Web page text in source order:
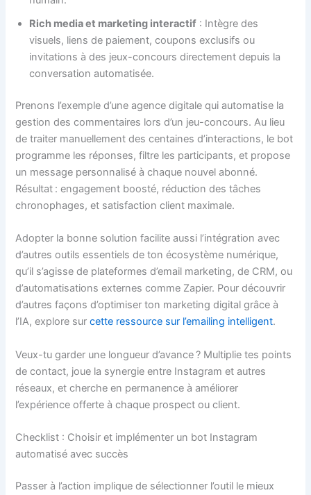
Rich media et marketing interactif : Intègre des
visuels, liens de paiement, coupons exclusifs ou
invitations à des jeux-concours directement depuis la
conversation automatisée.
Prenons l’exemple d’une agence digitale qui automatise la
gestion des commentaires lors d’un jeu-concours. Au lieu
de traiter manuellement des centaines d’interactions, le bot
programme les réponses, filtre les participants, et propose
un message personnalisé à chaque nouvel abonné.
Résultat : engagement boosté, réduction des tâches
chronophages, et satisfaction client maximale.
Adopter la bonne solution facilite aussi l’intégration avec
d’autres outils essentiels de ton écosystème numérique,
qu’il s’agisse de plateformes d’email marketing, de CRM, ou
d’automatisations externes comme Zapier. Pour découvrir
d’autres façons d’optimiser ton marketing digital grâce à
l’IA, explore surcette ressource sur l’emailing intelligent.
Veux-tu garder une longueur d’avance ? Multiplie tes points
de contact, joue la synergie entre Instagram et autres
réseaux, et cherche en permanence à améliorer
l’expérience offerte à chaque prospect ou client.
Checklist : Choisir et implémenter un bot Instagram
automatisé avec succès
Passer à l’action implique de sélectionner l’outil le mieux